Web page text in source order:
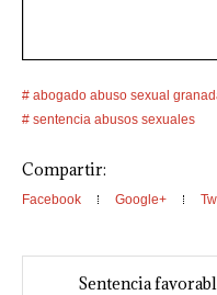
abogado abuso sexual
sentencia abusos sexuales
Compartir:
Facebook Google+
Sentencia